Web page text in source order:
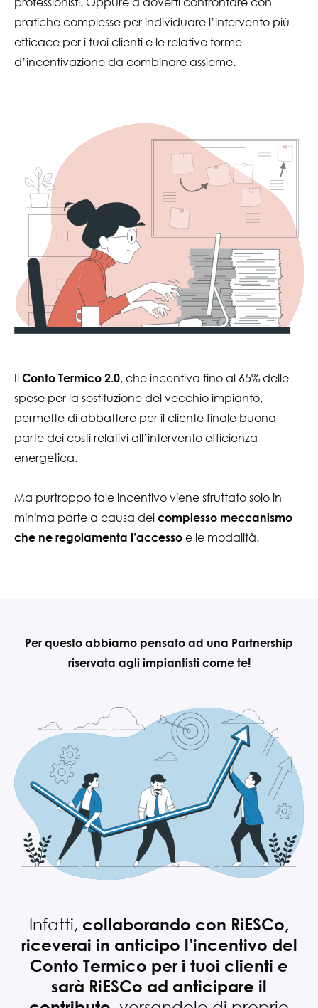
pratiche complesse per individuare l’intervento più
efficace per i tuoi clienti e le relative forme
d’incentivazione da combinare assieme.
Il Conto Termico 2.0, che incentiva fino al 65% delle
spese per la sostituzione del vecchio impianto,
permette di abbattere per il cliente finale buona
parte dei costi relativi all’intervento efficienza
energetica.
Ma purtroppo tale incentivo viene sfruttato solo in
minima parte a causa del complesso meccanismo
che ne regolamenta l’accesso e le modalità.
Per questo abbiamo pensato ad una Partnership
riservata agli impiantisti come te!
Infatti, collaborando con RiESCo,
riceverai in anticipo l’incentivo del
Conto Termico per i tuoi clienti e
sarà RiESCo ad anticipare il